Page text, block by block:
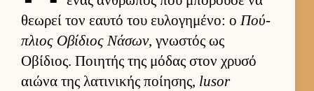
θεωρεί τον εαυτό του ευ­λογημένο: ο Πού­
πλιος Οβίδιος Νάσων, γνωστός ως
Οβίδιος. Ποι­ητής της μόδας στον χρυσό
αιώνα της λατινικής ποί­ησης, lusor